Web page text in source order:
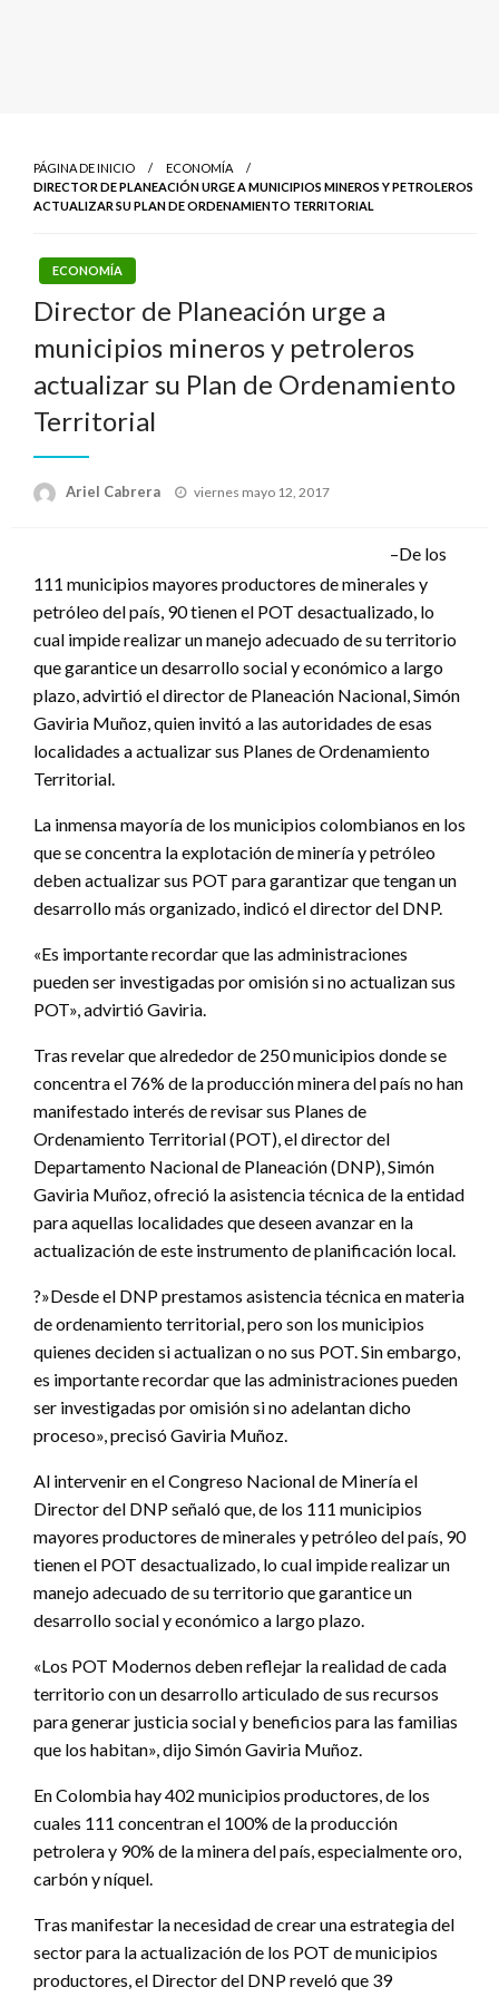
PÁGINA DE INICIO
ECONOMÍA
DIRECTOR DE PLANEACIÓN URGE A MUNICIPIOS MINEROS Y PETROLEROS
ACTUALIZAR SU PLAN DE ORDENAMIENTO TERRITORIAL
ECONOMÍA
Director de Planeación urge a
municipios mineros y petroleros
actualizar su Plan de Ordenamiento
Territorial
Ariel Cabrera
Publicado
viernes mayo 12, 2017
–De los
111 municipios mayores productores de minerales y
petróleo del país, 90 tienen el POT desactualizado, lo
cual impide realizar un manejo adecuado de su territorio
que garantice un desarrollo social y económico a largo
plazo, advirtió el director de Planeación Nacional, Simón
Gaviria Muñoz, quien invitó a las autoridades de esas
localidades a actualizar sus Planes de Ordenamiento
Territorial.
La inmensa mayoría de los municipios colombianos en los
que se concentra la explotación de minería y petróleo
deben actualizar sus POT para garantizar que tengan un
desarrollo más organizado, indicó el director del DNP.
«Es importante recordar que las administraciones
pueden ser investigadas por omisión si no actualizan sus
POT», advirtió Gaviria.
Tras revelar que alrededor de 250 municipios donde se
concentra el 76% de la producción minera del país no han
manifestado interés de revisar sus Planes de
Ordenamiento Territorial (POT), el director del
Departamento Nacional de Planeación (DNP), Simón
Gaviria Muñoz, ofreció la asistencia técnica de la entidad
para aquellas localidades que deseen avanzar en la
actualización de este instrumento de planificación local.
?»Desde el DNP prestamos asistencia técnica en materia
de ordenamiento territorial, pero son los municipios
quienes deciden si actualizan o no sus POT. Sin embargo,
es importante recordar que las administraciones pueden
ser investigadas por omisión si no adelantan dicho
proceso», precisó Gaviria Muñoz.
Al intervenir en el Congreso Nacional de Minería el
Director del DNP señaló que, de los 111 municipios
mayores productores de minerales y petróleo del país, 90
tienen el POT desactualizado, lo cual impide realizar un
manejo adecuado de su territorio que garantice un
desarrollo social y económico a largo plazo.
«Los POT Modernos deben reflejar la realidad de cada
territorio con un desarrollo articulado de sus recursos
para generar justicia social y beneficios para las familias
que los habitan», dijo Simón Gaviria Muñoz.
En Colombia hay 402 municipios productores, de los
cuales 111 concentran el 100% de la producción
petrolera y 90% de la minera del país, especialmente oro,
carbón y níquel.
Tras manifestar la necesidad de crear una estrategia del
sector para la actualización de los POT de municipios
productores, el Director del DNP reveló que 39